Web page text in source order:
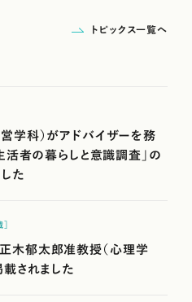
トピックス一覧へ
学科）がアドバイザーを務
者の暮らしと意識調査」の
た
木郁太郎准教授（心理学
されました